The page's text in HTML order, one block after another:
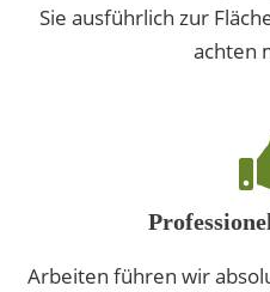
Sie ausführlich zur
achten
Arbeiten führen wir